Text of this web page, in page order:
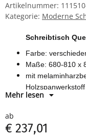
Artikelnummer:
Kategorie: Moderne
Schreibtisch
Farbe:
Maße: 680-810 x
mit
Holzspanwerkstoff
Stahl-
Mehr lesen
ab
€ 237,01